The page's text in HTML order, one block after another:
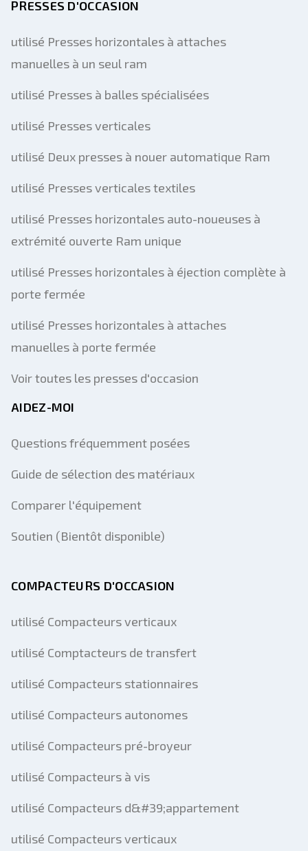
PRESSES D'OCCASION
utilisé Presses horizontales à attaches
manuelles à un seul ram
utilisé Presses à balles spécialisées
utilisé Presses verticales
utilisé Deux presses à nouer automatique Ram
utilisé Presses verticales textiles
utilisé Presses horizontales auto-noueuses à
extrémité ouverte Ram unique
utilisé Presses horizontales à éjection complète à
porte fermée
utilisé Presses horizontales à attaches
manuelles à porte fermée
Voir toutes les presses d'occasion
AIDEZ-MOI
Questions fréquemment posées
Guide de sélection des matériaux
Comparer l'équipement
Soutien (Bientôt disponible)
COMPACTEURS D'OCCASION
utilisé Compacteurs verticaux
utilisé Comptacteurs de transfert
utilisé Compacteurs stationnaires
utilisé Compacteurs autonomes
utilisé Compacteurs pré-broyeur
utilisé Compacteurs à vis
utilisé Compacteurs d&#39;appartement
utilisé Compacteurs verticaux